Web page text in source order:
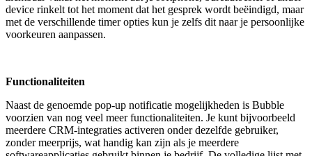
device rinkelt tot het moment dat het gesprek wordt beëindigd, maar
met de verschillende timer opties kun je zelfs dit naar je persoonlijke
voorkeuren aanpassen.
Functionaliteiten
Naast de genoemde pop-up notificatie mogelijkheden is Bubble
voorzien van nog veel meer functionaliteiten. Je kunt bijvoorbeeld
meerdere CRM-integraties activeren onder dezelfde gebruiker,
zonder meerprijs, wat handig kan zijn als je meerdere